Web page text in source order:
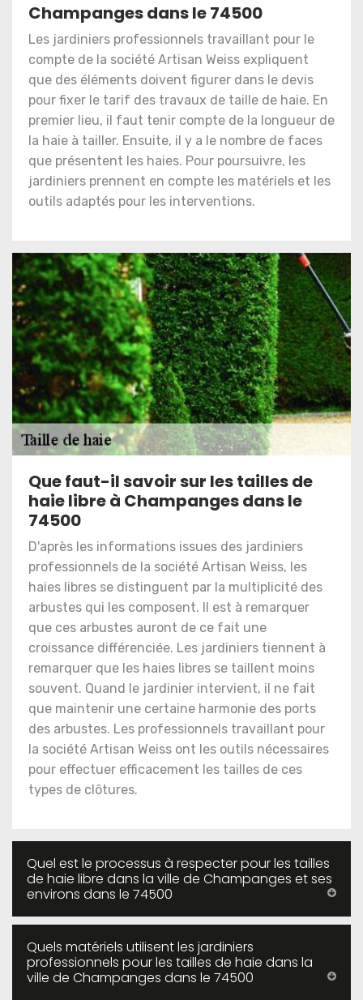
Champanges dans le 74500
Les jardiniers professionnels travaillant pour le
compte de la société Artisan Weiss expliquent
que des éléments doivent figurer dans le devis
pour fixer le tarif des travaux de taille de haie. En
premier lieu, il faut tenir compte de la longueur de
la haie à tailler. Ensuite, il y a le nombre de faces
que présentent les haies. Pour poursuivre, les
jardiniers prennent en compte les matériels et les
outils adaptés pour les interventions.
Que faut-il savoir sur les tailles de
haie libre à Champanges dans le
74500
D'après les informations issues des jardiniers
professionnels de la société Artisan Weiss, les
haies libres se distinguent par la multiplicité des
arbustes qui les composent. Il est à remarquer
que ces arbustes auront de ce fait une
croissance différenciée. Les jardiniers tiennent à
remarquer que les haies libres se taillent moins
souvent. Quand le jardinier intervient, il ne fait
que maintenir une certaine harmonie des ports
des arbustes. Les professionnels travaillant pour
la société Artisan Weiss ont les outils nécessaires
pour effectuer efficacement les tailles de ces
types de clôtures.
Quel est le processus à respecter pour les tailles
de haie libre dans la ville de Champanges et ses
environs dans le 74500
Quels matériels utilisent les jardiniers
professionnels pour les tailles de haie dans la
ville de Champanges dans le 74500